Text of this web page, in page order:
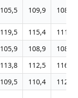
105,5 109,9 108,5
119,5 115,4
111,1
105,9 108,9
108,9
113,8 112,5
116,2
109,5 110,4
112,2